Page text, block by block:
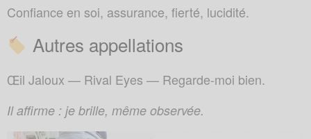
Confiance en soi, assurance, fierté, lucidité.
Autres appellations
Œil Jaloux — Rival Eyes — Regarde-moi bien.
Il affirme : je brille, même observée.